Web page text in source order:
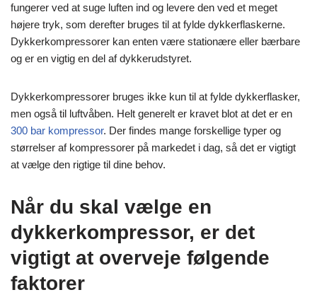
fungerer ved at suge luften ind og levere den ved et meget
højere tryk, som derefter bruges til at fylde dykkerflaskerne.
Dykkerkompressorer kan enten være stationære eller bærbare
og er en vigtig en del af dykkerudstyret.
Dykkerkompressorer bruges ikke kun til at fylde dykkerflasker,
men også til luftvåben. Helt generelt er kravet blot at det er en
300 bar kompressor. Der findes mange forskellige typer og
størrelser af kompressorer på markedet i dag, så det er vigtigt
at vælge den rigtige til dine behov.
Når du skal vælge en
dykkerkompressor, er det
vigtigt at overveje følgende
faktorer